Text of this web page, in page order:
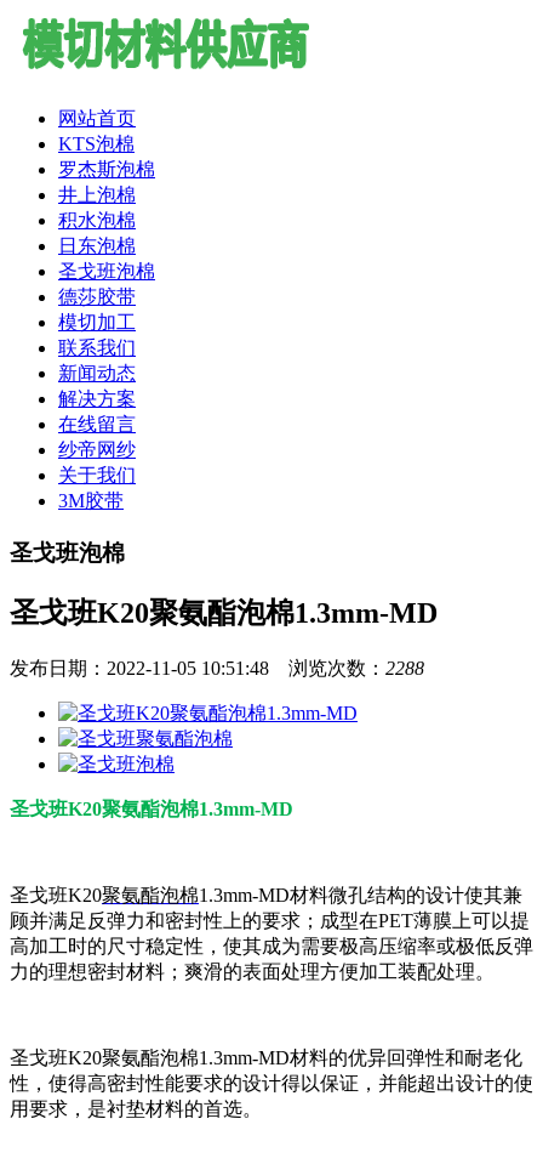
网站首页
KTS泡棉
罗杰斯泡棉
井上泡棉
积水泡棉
日东泡棉
圣戈班泡棉
德莎胶带
模切加工
联系我们
新闻动态
解决方案
在线留言
纱帝网纱
关于我们
3M胶带
圣戈班泡棉
圣戈班K20聚氨酯泡棉1.3mm-MD
发布日期：2022-11-05 10:51:48 浏览次数： 2288
圣戈班K20聚氨酯泡棉1.3mm-MD
圣戈班K20聚氨酯泡棉1.3mm-MD材料微孔结构的设计使其兼
顾并满足反弹力和密封性上的要求；成型在PET薄膜上可以提
高加工时的尺寸稳定性，使其成为需要极高压缩率或极低反弹
力的理想密封材料；爽滑的表面处理方便加工装配处理。
圣戈班K20聚氨酯泡棉1.3mm-MD材料的优异回弹性和耐老化
性，使得高密封性能要求的设计得以保证，并能超出设计的使
用要求，是衬垫材料的首选。